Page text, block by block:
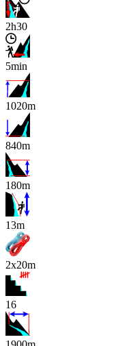
2h30
5min
1020m
840m
180m
x
13m
2x20m
16